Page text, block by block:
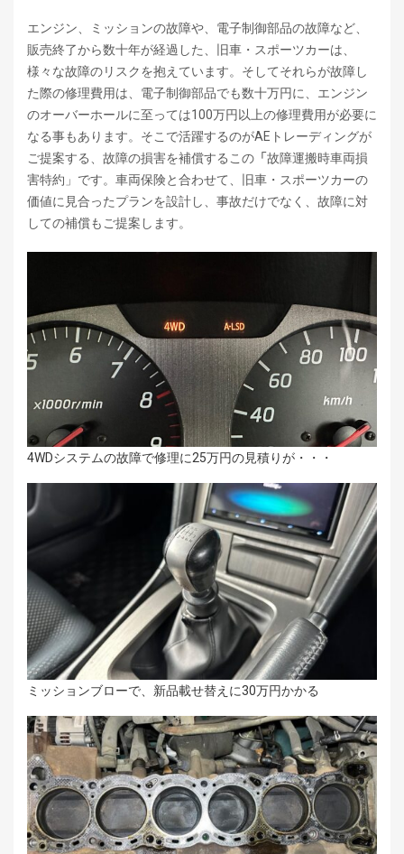
エンジン、ミッションの故障や、電子制御部品の故障など、
販売終了から数十年が経過した、旧車・スポーツカーは、
様々な故障のリスクを抱えています。そしてそれらが故障し
た際の修理費用は、電子制御部品でも数十万円に、エンジン
のオーバーホールに至っては100万円以上の修理費用が必要に
なる事もあります。そこで活躍するのがAEトレーディングが
ご提案する、故障の損害を補償するこの 「 故障運搬時車両損
害特約」です。車両保険と合わせて、旧車・スポーツカーの
価値に見合ったプランを設計し、事故だけでなく、故障に対
しての補償もご提案します。
4WDシステムの故障で修理に25万円の見積りが・・・
ミッションブローで、新品載せ替えに30万円かかる